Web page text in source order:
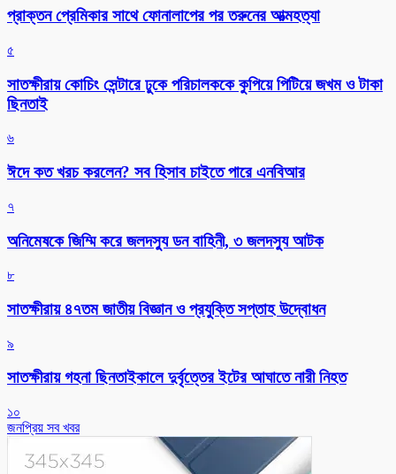
প্রাক্তন প্রেমিকার সাথে ফোনালাপের পর তরুনের আত্মহত্যা
৫
সাতক্ষীরায় কোচিং সেন্টারে ঢুকে পরিচালককে কুপিয়ে পিটিয়ে জখম ও টাকা
ছিনতাই
৬
ঈদে কত খরচ করলেন? সব হিসাব চাইতে পারে এনবিআর
৭
অনিমেষকে জিম্মি করে জলদস্যু ডন বাহিনী, ৩ জলদস্যু আটক
৮
সাতক্ষীরায় ৪৭তম জাতীয় বিজ্ঞান ও প্রযুক্তি সপ্তাহ উদ্বোধন
৯
সাতক্ষীরায় গহনা ছিনতাইকালে দুর্বৃত্তের ইটের আঘাতে নারী নিহত
১০
জনপ্রিয় সব খবর